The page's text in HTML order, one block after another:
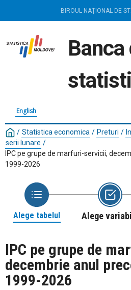
BIROUL NAȚIONAL DE
Banca
English
/ Statistica economica / Preturi /
serii lunare /
IPC pe grupe de marfuri-servicii,
1999-2026
Alege tabelul Alege
IPC pe grupe de
decembrie anul
1999-2026